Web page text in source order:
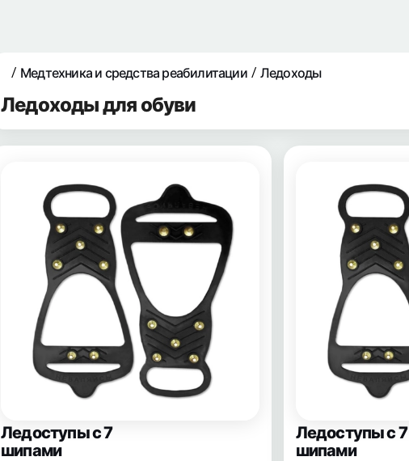
Медтехника и средства реабилитации Ледоходы
Ледоходы для обуви
Ледоступы с 7
шипами
Ледоступы с 7
шипами